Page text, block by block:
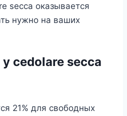
secca оказывается
нужно на ваших
у cedolare secca
21% для свободных